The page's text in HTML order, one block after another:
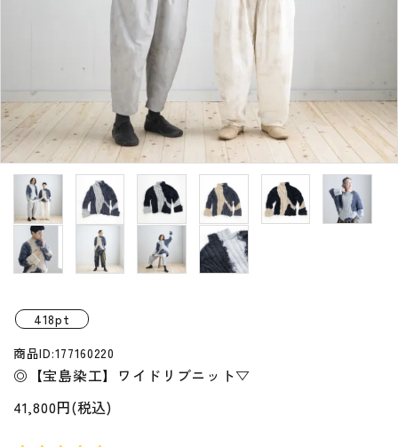
プライバシーポリシー
特定商取引法について
お問い合わせ
418pt
商品ID:177160220
◎【宝島染工】ワイドリブニット▽
41,800円(税込)